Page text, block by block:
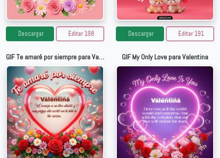
Descargar Editar 198 Descargar Editar 191
GIF Te amaré por siempre para Valentina GIF My Only Love para Valentina